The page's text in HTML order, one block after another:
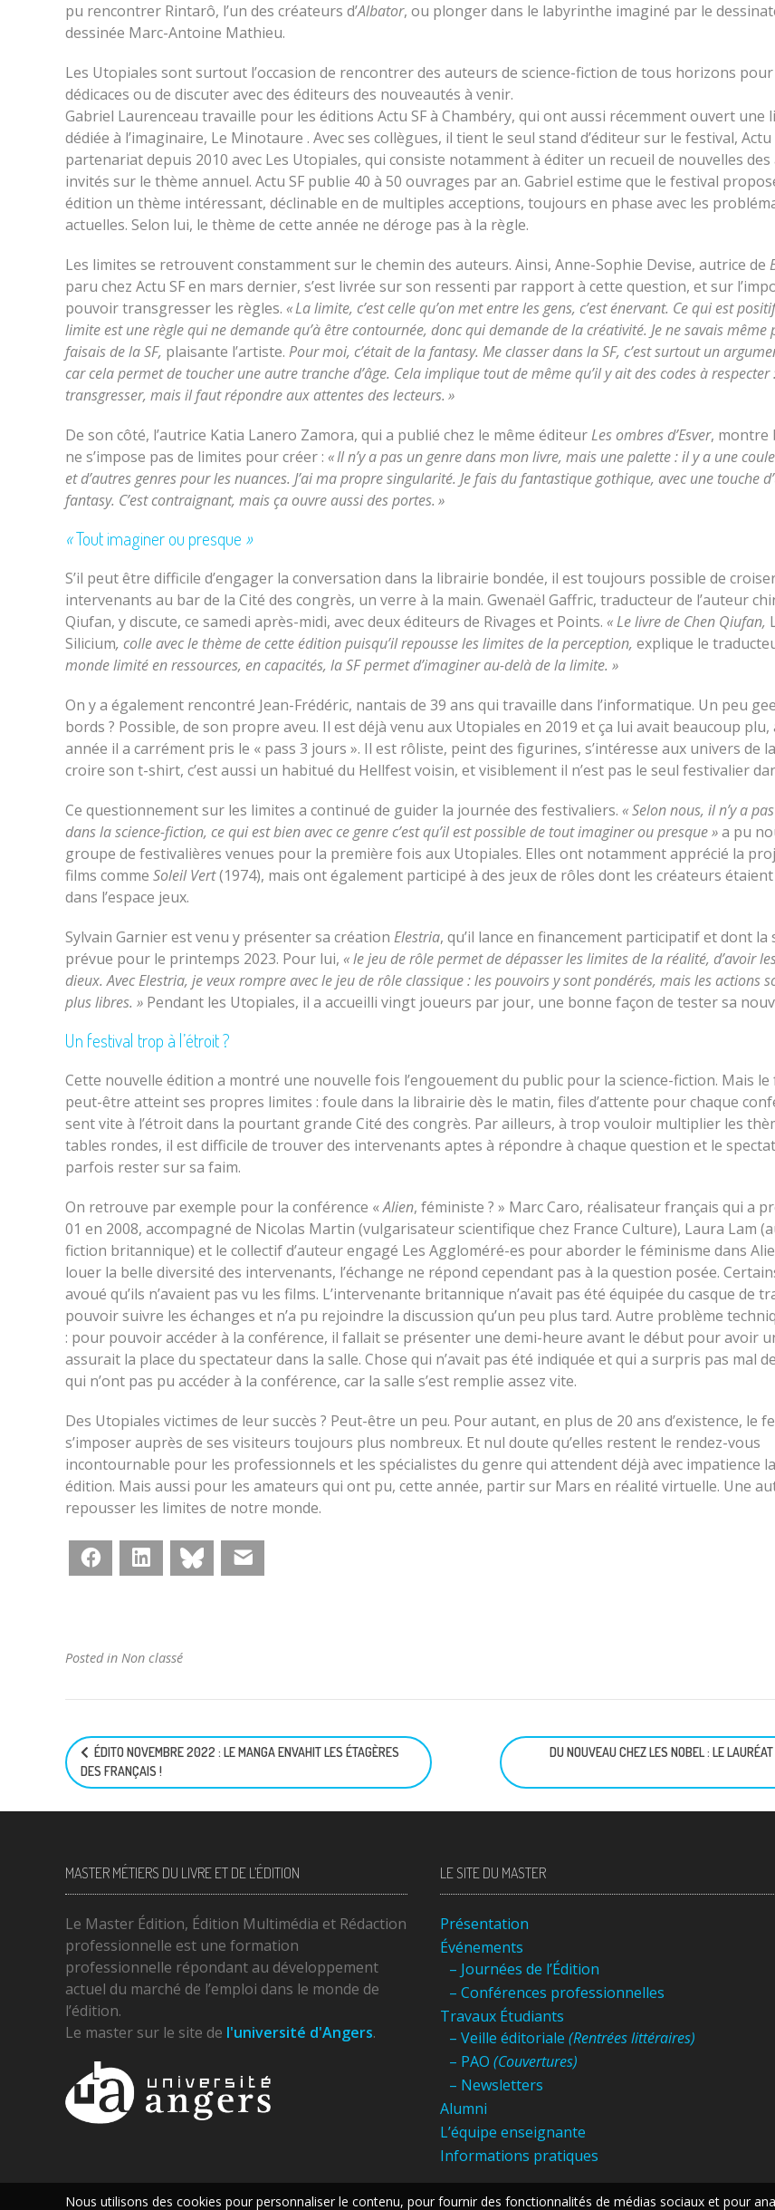
pu rencontrer Rintarô, l’un des créateurs d’Albator, ou plonger dans le labyrinthe imaginé par le
dessinée Marc-Antoine Mathieu.
Les Utopiales sont surtout l’occasion de rencontrer des auteurs de science-fiction de tous horizons pour
dédicaces ou de discuter avec des éditeurs des nouveautés à venir.
Gabriel Laurenceau travaille pour les éditions Actu SF à Chambéry, qui ont aussi récemment ouvert une
dédiée à l’imaginaire, Le Minotaure . Avec ses collègues, il tient le seul stand d’éditeur sur le festival, Actu
partenariat depuis 2010 avec Les Utopiales, qui consiste notamment à éditer un recueil de nouvelles
invités sur le thème annuel. Actu SF publie 40 à 50 ouvrages par an. Gabriel estime que le festival
édition un thème intéressant, déclinable en de multiples acceptions, toujours en phase avec les
actuelles. Selon lui, le thème de cette année ne déroge pas à la règle.
Les limites se retrouvent constamment sur le chemin des auteurs. Ainsi, Anne-Sophie Devise, autrice de
paru chez Actu SF en mars dernier, s’est livrée sur son ressenti par rapport à cette question, et sur
pouvoir transgresser les règles. « La limite, c’est celle qu’on met entre les gens, c’est énervant. Ce qui est
limite est une règle qui ne demande qu’à être contournée, donc qui demande de la créativité. Je ne savais même
faisais de la SF, plaisante l’artiste. Pour moi, c’était de la fantasy. Me classer dans la SF, c’est surtout un
car cela permet de toucher une autre tranche d’âge. Cela implique tout de même qu’il y ait des codes à respecter
transgresser, mais il faut répondre aux attentes des lecteurs. »
De son côté, l’autrice Katia Lanero Zamora, qui a publié chez le même éditeurLes ombres d’Esver, montre
ne s’impose pas de limites pour créer : « Il n’y a pas un genre dans mon livre, mais une palette : il y a une
et d’autres genres pour les nuances. J’ai ma propre singularité. Je fais du fantastique gothique, avec une touche
fantasy. C’est contraignant, mais ça ouvre aussi des portes. »
«Tout imaginer ou presque »
S’il peut être difficile d’engager la conversation dans la librairie bondée, il est toujours possible de
intervenants au bar de la Cité des congrès, un verre à la main. Gwenaël Gaffric, traducteur de l’auteur
Qiufan, y discute, ce samedi après-midi, avec deux éditeurs de Rivages et Points. « Le livre de Chen Qiufan,
Silicium, colle avec le thème de cette édition puisqu’il repousse les limites de la perception, explique le
monde limité en ressources, en capacités, la SF permet d’imaginer au-delà de la limite. »
On y a également rencontré Jean-Frédéric, nantais de 39 ans qui travaille dans l’informatique. Un peu
bords ? Possible, de son propre aveu. Il est déjà venu aux Utopiales en 2019 et ça lui avait beaucoup
année il a carrément pris le « pass 3 jours ». Il est rôliste, peint des figurines, s’intéresse aux univers de la
croire son t-shirt, c’est aussi un habitué du Hellfest voisin, et visiblement il n’est pas le seul festivalier
Ce questionnement sur les limites a continué de guider la journée des festivaliers. « Selon nous, il n’y a
dans la science-fiction, ce qui est bien avec ce genre c’est qu’il est possible de tout imaginer ou presque »a pu
groupe de festivalières venues pour la première fois aux Utopiales. Elles ont notamment apprécié la
films comme Soleil Vert(1974), mais ont également participé à des jeux de rôles dont les créateurs
dans l’espace jeux.
Sylvain Garnier est venu y présenter sa création Elestria, qu’il lance en financement participatif et dont la
prévue pour le printemps 2023. Pour lui, « le jeu de rôle permet de dépasser les limites de la réalité, d’avoir
dieux. Avec Elestria, je veux rompre avec le jeu de rôle classique : les pouvoirs y sont pondérés, mais les actions
plus libres. » Pendant les Utopiales, il a accueilli vingt joueurs par jour, une bonne façon de tester sa
Un festival trop à l’étroit ?
Cette nouvelle édition a montré une nouvelle fois l’engouement du public pour la science-fiction. Mais
peut-être atteint ses propres limites : foule dans la librairie dès le matin, files d’attente pour chaque
sent vite à l’étroit dans la pourtant grande Cité des congrès. Par ailleurs, à trop vouloir multiplier les
tables rondes, il est difficile de trouver des intervenants aptes à répondre à chaque question et le
parfois rester sur sa faim.
On retrouve par exemple pour la conférence «Alien, féministe ? » Marc Caro, réalisateur français qui a
01 en 2008, accompagné de Nicolas Martin (vulgarisateur scientifique chez France Culture), Laura Lam
fiction britannique) et le collectif d’auteur engagé Les Aggloméré-es pour aborder le féminisme dans
louer la belle diversité des intervenants, l’échange ne répond cependant pas à la question posée.
avoué qu’ils n’avaient pas vu les films. L’intervenante britannique n’avait pas été équipée du casque de
pouvoir suivre les échanges et n’a pu rejoindre la discussion qu’un peu plus tard. Autre problème
: pour pouvoir accéder à la conférence, il fallait se présenter une demi-heure avant le début pour avoir
assurait la place du spectateur dans la salle. Chose qui n’avait pas été indiquée et qui a surpris pas mal
qui n’ont pas pu accéder à la conférence, car la salle s’est remplie assez vite.
Des Utopiales victimes de leur succès ? Peut-être un peu. Pour autant, en plus de 20 ans d’existence, le
s’imposer auprès de ses visiteurs toujours plus nombreux. Et nul doute qu’elles restent le rendez-vous
incontournable pour les professionnels et les spécialistes du genre qui attendent déjà avec impatience
édition. Mais aussi pour les amateurs qui ont pu, cette année, partir sur Mars en réalité virtuelle. Une
repousser les limites de notre monde.
Facebook LinkedIn Bluesky
Posted in Non classé
Navigation
de
l’article
DU NOUVEAU CHEZ LES NOBEL : LE
ÉDITO NOVEMBRE 2022 : LE MANGA ENVAHIT LES ÉTAGÈRES
DES FRANÇAIS !
MASTER MÉTIERS DU LIVRE ET DE L’ÉDITION
Le Master Édition, Édition Multimédia et Rédaction
professionnelle est une formation
professionnelle répondant au développement
actuel du marché de l’emploi dans le monde de
l’édition.
Le master sur le site de l'université d'Angers.
LE SITE DU MASTER
Présentation
Événements
– Journées de l’Édition
– Conférences professionnelles
Travaux Étudiants
– Veille éditoriale (Rentrées littéraires)
– PAO (Couvertures)
– Newsletters
Alumni
L’équipe enseignante
Informations pratiques
Nous utilisons des cookies pour personnaliser le contenu, pour fournir des fonctionnalités de médias sociaux et pour